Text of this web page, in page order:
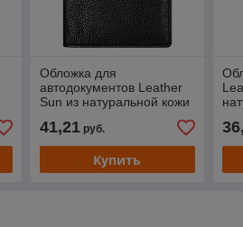
Обложка для
автодокументов Leather
Sun из натуральной кожи
41,21руб.
Купить